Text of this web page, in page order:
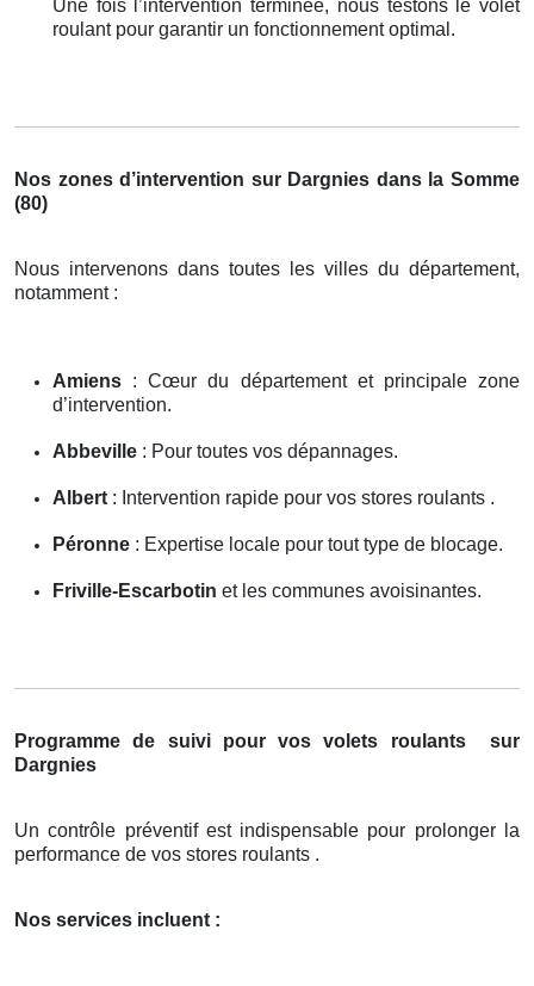
Une fois l’intervention terminée, nous testons le volet
roulant pour garantir un fonctionnement optimal.
Nos zones d’intervention sur Dargnies dans la Somme
(80)
Nous intervenons dans toutes les villes du département,
notamment :
Amiens : Cœur du département et principale zone
d’intervention.
Abbeville : Pour toutes vos dépannages.
Albert : Intervention rapide pour vos stores roulants .
Péronne : Expertise locale pour tout type de blocage.
Friville-Escarbotin et les communes avoisinantes.
Programme de suivi pour vos volets roulants
sur
Dargnies
Un contrôle préventif est indispensable pour prolonger la
performance de vos stores roulants .
Nos services incluent :